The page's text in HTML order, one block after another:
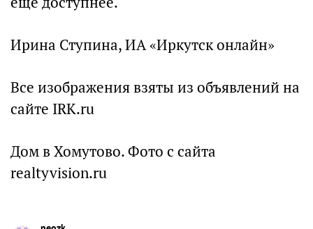
Ирина Ступина, ИА «Иркутск онлайн»
Все изображения взяты из объявлений на
сайте IRK.ru
Дом в Хомутово. Фото с сайта
realtyvision.ru